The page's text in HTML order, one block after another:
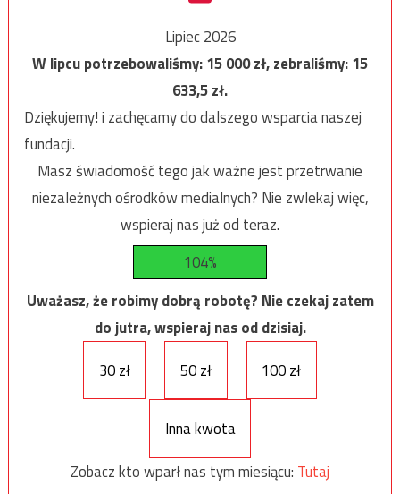
Lipiec 2026
W lipcu potrzebowaliśmy:15 000zł, zebraliśmy:15
633,5zł.
Dziękujemy! i zachęcamy do dalszego wsparcia naszej
fundacji.
Masz świadomość tego jak ważne jest przetrwanie
niezależnych ośrodków medialnych? Nie zwlekaj więc,
wspieraj nas już od teraz.
104%
Uważasz, że robimy dobrą robotę? Nie czekaj zatem
do jutra, wspieraj nas od dzisiaj.
30 zł
50 zł 100 zł
Inna kwota
Zobacz kto wparł nas tym miesiącu: Tutaj